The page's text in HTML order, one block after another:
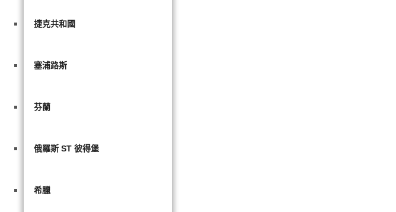
捷克共和國
塞浦路斯
芬蘭
俄羅斯 ST 彼得堡
希臘